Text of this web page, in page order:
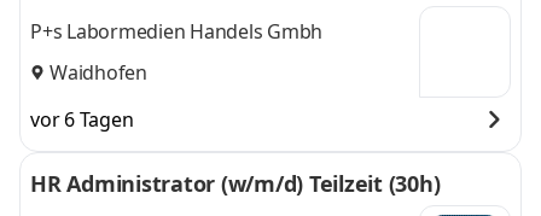
P+s Labormedien Handels Gmbh
Waidhofen
vor 6 Tagen
HR Administrator (w/m/d) Teilzeit (30h)